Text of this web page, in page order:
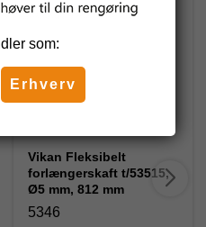
Vikan Fleksibelt
forlængerskaft t/53515,
Ø5 mm, 812 mm
5346
som:
Erhverv